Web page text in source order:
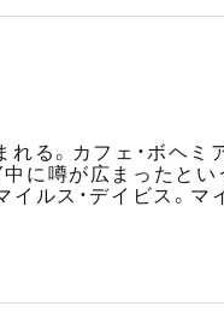
る。カフェ・ボヘ
噂が広まったとい
ス・デイビス。マ